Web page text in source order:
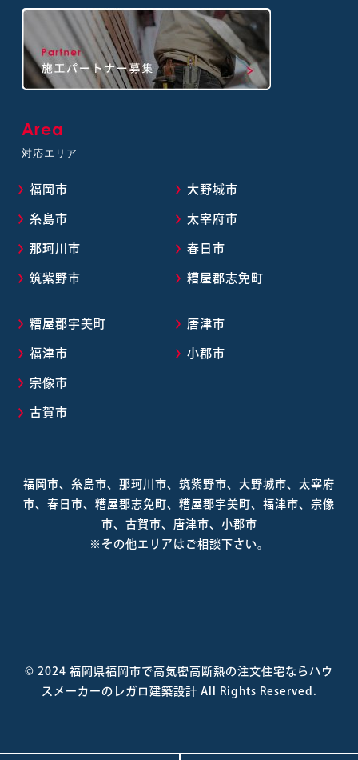
Area
対応エリア
福岡市
糸島市
那珂川市
筑紫野市
大野城市
太宰府市
春日市
糟屋郡志免町
糟屋郡宇美町
福津市
宗像市
古賀市
唐津市
小郡市
福岡市、糸島市、那珂川市、筑紫野市、大野城市、太宰府
市、春日市、糟屋郡志免町、糟屋郡宇美町、福津市、宗像
市、古賀市、唐津市、小郡市
※その他エリアはご相談下さい。
© 2024 福岡県福岡市で高気密高断熱の注文住宅ならハウ
スメーカーのレガロ建築設計 All Rights Reserved.